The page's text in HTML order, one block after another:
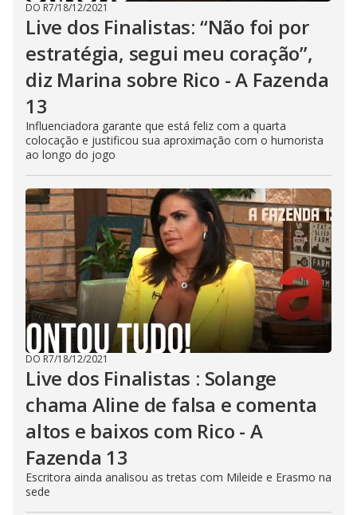
DO R7/18/12/2021
Live dos Finalistas: “Não foi por
estratégia, segui meu coração”,
diz Marina sobre Rico - A Fazenda
13
Influenciadora garante que está feliz com a quarta
colocação e justificou sua aproximação com o humorista
ao longo do jogo
DO R7/18/12/2021
Live dos Finalistas : Solange
chama Aline de falsa e comenta
altos e baixos com Rico - A
Fazenda 13
Escritora ainda analisou as tretas com Mileide e Erasmo na
sede